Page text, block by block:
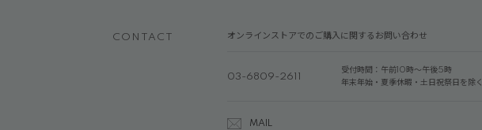
CONTACT オンラインストアでのご購入に関するお問い合わせ
03-6809-2611
受付時間：午前10時～午後5時
年末年始・夏季休暇・土日祝祭日を除く
MAIL